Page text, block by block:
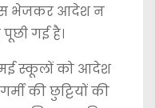
भेजकर आदेश न
गई है।
मई स्कूलों को आदेश
की छुट्टियों की